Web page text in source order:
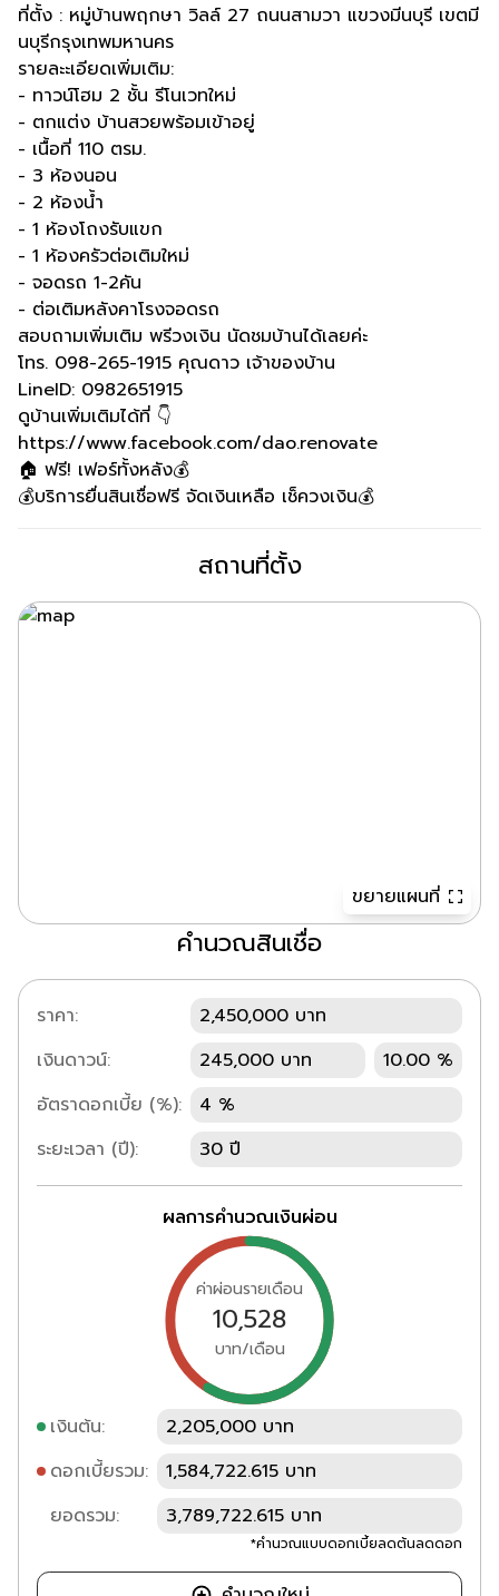
ที่ตั้ง : หมู่บ้านพฤกษา วิลล์ 27 ถนนสามวา แขวงมีนบุรี เขตมี
นบุรีกรุงเทพมหานคร
รายละะเอียดเพิ่มเติม:
- ทาวน์โฮม 2 ชั้น รีโนเวทใหม่
- ตกแต่ง บ้านสวยพร้อมเข้าอยู่
- เนื้อที่ 110 ตรม.
- 3 ห้องนอน
- 2 ห้องน้ำ
- 1 ห้องโถงรับแขก
- 1 ห้องครัวต่อเติมใหม่
- จอดรถ 1-2คัน
- ต่อเติมหลังคาโรงจอดรถ
สอบถามเพิ่มเติม พรีวงเงิน นัดชมบ้านได้เลยค่ะ
โทร. 098-265-1915 คุณดาว เจ้าของบ้าน
LineID: 0982651915
ดูบ้านเพิ่มเติมได้ที่ 👇
https://www.facebook.com/dao.renovate
🏠 ฟรี! เฟอร์ทั้งหลัง💰
💰บริการยื่นสินเชื่อฟรี จัดเงินเหลือ เช็ควงเงิน💰
สถานที่ตั้ง
ขยายแผนที่
คำนวณสินเชื่อ
ราคา:
2,450,000 บาท
เงินดาวน์:
245,000 บาท
10.00 %
อัตราดอกเบี้ย (%):
4 %
ระยะเวลา (ปี):
30 ปี
ผลการคำนวณเงินผ่อน
ค่าผ่อนรายเดือน
10,528
บาท/เดือน
เงินต้น:
2,205,000 บาท
ดอกเบี้ยรวม:
1,584,722.615 บาท
ยอดรวม:
3,789,722.615 บาท
*คำนวณแบบดอกเบี้ยลดต้นลดดอก